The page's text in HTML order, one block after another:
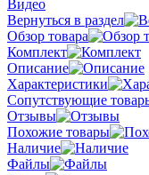
Видео
Вернуться в раздел
Обзор товара
Комплект
Описание
Характеристики
Сопутствующие
Отзывы
Похожие товары
Наличие
Файлы